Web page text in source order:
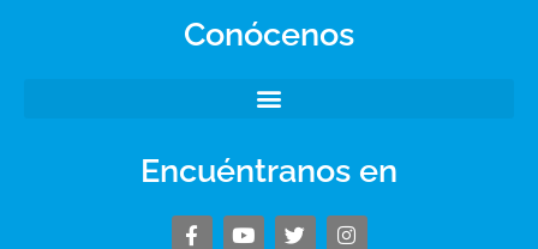
Conócenos
Encuéntranos en